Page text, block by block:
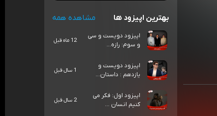
بهترین اپیزود ها مشاهده همه
اپیزود دویست و سی‌
و سوم: رازه...
12 ماه قبل
اپیزود دویست و
یازدهم : داستان...
1 سال قبل
اپیزود اول: فکر می
کنیم انسان ...
2 سال قبل